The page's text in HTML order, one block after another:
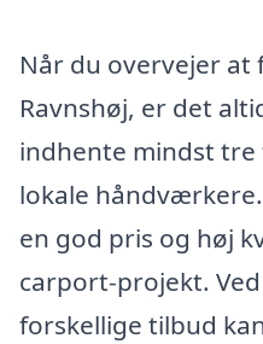
Når du overvejer at
Ravnshøj, er det
indhente mindst
lokale
en god pris og høj
carport-projekt.
forskellige tilbud